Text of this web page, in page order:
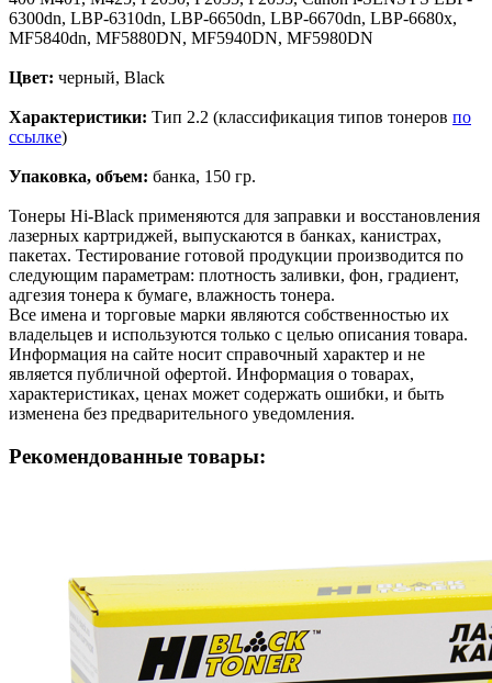
6300dn, LBP-6310dn, LBP-6650dn, LBP-6670dn, LBP-6680x,
MF5840dn, MF5880DN, MF5940DN, MF5980DN
Цвет: черный, Black
Характеристики: Тип 2.2 (классификация типов тонеров по
ссылке)
Упаковка, объем: банка, 150 гр.
Тонеры Hi-Black применяются для заправки и восстановления
лазерных картриджей, выпускаются в банках, канистрах,
пакетах. Тестирование готовой продукции производится по
следующим параметрам: плотность заливки, фон, градиент,
адгезия тонера к бумаге, влажность тонера.
Все имена и торговые марки являются собственностью их
владельцев и используются только с целью описания товара.
Информация на сайте носит справочный характер и не
является публичной офертой. Информация о товарах,
характеристиках, ценах может содержать ошибки, и быть
изменена без предварительного уведомления.
Рекомендованные товары: